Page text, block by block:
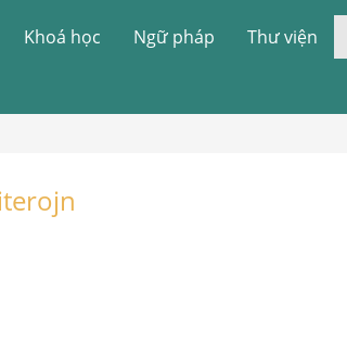
Khoá học Ngữ pháp Thư viện